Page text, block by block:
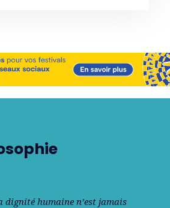
dignité humaine n’est jamais